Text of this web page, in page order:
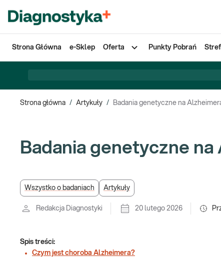
Strona Główna e-Sklep Oferta Punkty Pobrań
Strona główna / Artykuły / Badania genetyczne na
Badania genetyczne
Wszystko o badaniach Artykuły
Redakcja Diagnostyki 20 lutego 2026
Spis treści:
Czym jest choroba Alzheimera?